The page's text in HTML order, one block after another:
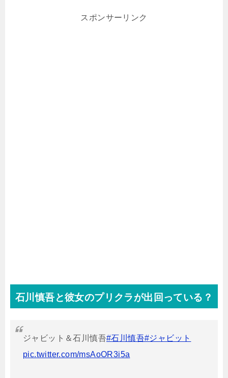
スポンサーリンク
石川慎吾と彼女のプリクラが出回っている？
ジャビット＆石川慎吾#石川慎吾#ジャビット
pic.twitter.com/msAoOR3i5a